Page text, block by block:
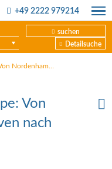
+49 2222 979214
suchen
Detailsuche
Weser-Radweg, 8. Etappe: Von Nordenham/Bremerhaven nach Cuxhaven
Von
nach